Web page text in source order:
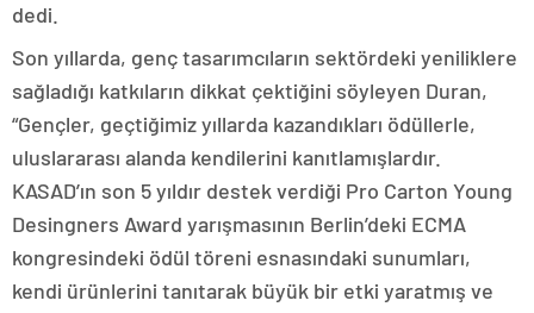
dedi.
Son yıllarda, genç tasarımcıların sektördeki yeniliklere
sağladığı katkıların dikkat çektiğini söyleyen Duran,
“Gençler, geçtiğimiz yıllarda kazandıkları ödüllerle,
uluslararası alanda kendilerini kanıtlamışlardır.
KASAD’ın son 5 yıldır destek verdiği Pro Carton Young
Desingners Award yarışmasının Berlin’deki ECMA
kongresindeki ödül töreni esnasındaki sunumları,
kendi ürünlerini tanıtarak büyük bir etki yaratmış ve